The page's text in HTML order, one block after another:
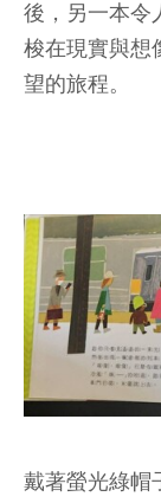
後，另一本令
梭在現實與想
望的旅程。
戴著螢光綠帽